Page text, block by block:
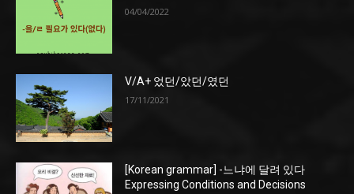
04/04/2022
V/A+ 었던/았던/였던
17/11/2021
[Korean grammar] -느냐에 달려 있다
Expressing Conditions and Decisions